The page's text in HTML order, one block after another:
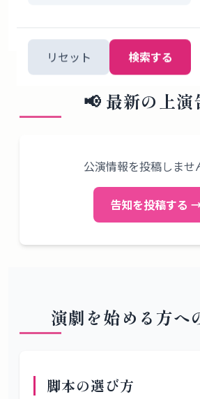
リセット 検索する
📢最新の上演
公演情報を投稿しませ
告知を投稿する
演劇を始める方へ
脚本の選び方